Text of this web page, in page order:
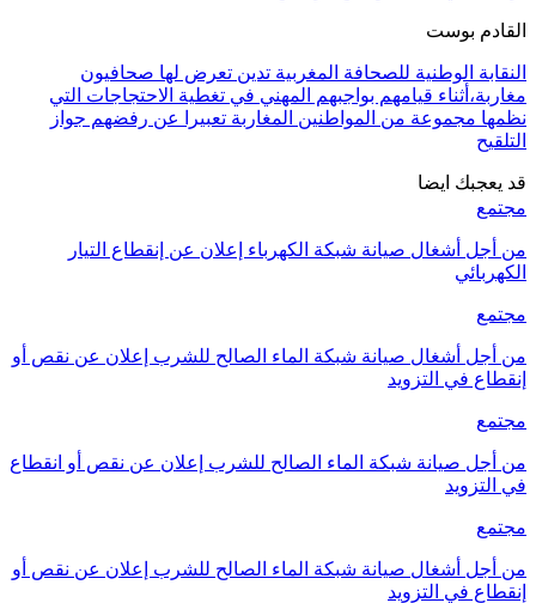
القادم بوست
النقابة الوطنية للصحافة المغربية تدين تعرض لها صحافيون
مغاربة،أثناء قيامهم بواجبهم المهني في تغطية الاحتجاجات التي
نظمها مجموعة من المواطنين المغاربة تعبيرا عن رفضهم جواز
التلقيح
قد يعجبك ايضا
مجتمع
من أجل أشغال صيانة شبكة الكهرباء إعلان عن إنقطاع التيار
الكهربائي
مجتمع
من أجل أشغال صيانة شبكة الماء الصالح للشرب إعلان عن نقص أو
إنقطاع في التزويد
مجتمع
من أجل صيانة شبكة الماء الصالح للشرب إعلان عن نقص أو انقطاع
في التزويد
مجتمع
من أجل أشغال صيانة شبكة الماء الصالح للشرب إعلان عن نقص أو
إنقطاع في التزويد